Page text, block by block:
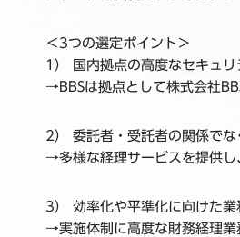
＜3つの選定ポイント＞
1） 国内拠点の高度なセキュ
→BBSは拠点として株式会社
2） 委託者・受託者の関係で
→多様な経理サービスを提供し
3） 効率化や平準化に向けた
→実施体制に高度な財務経理業